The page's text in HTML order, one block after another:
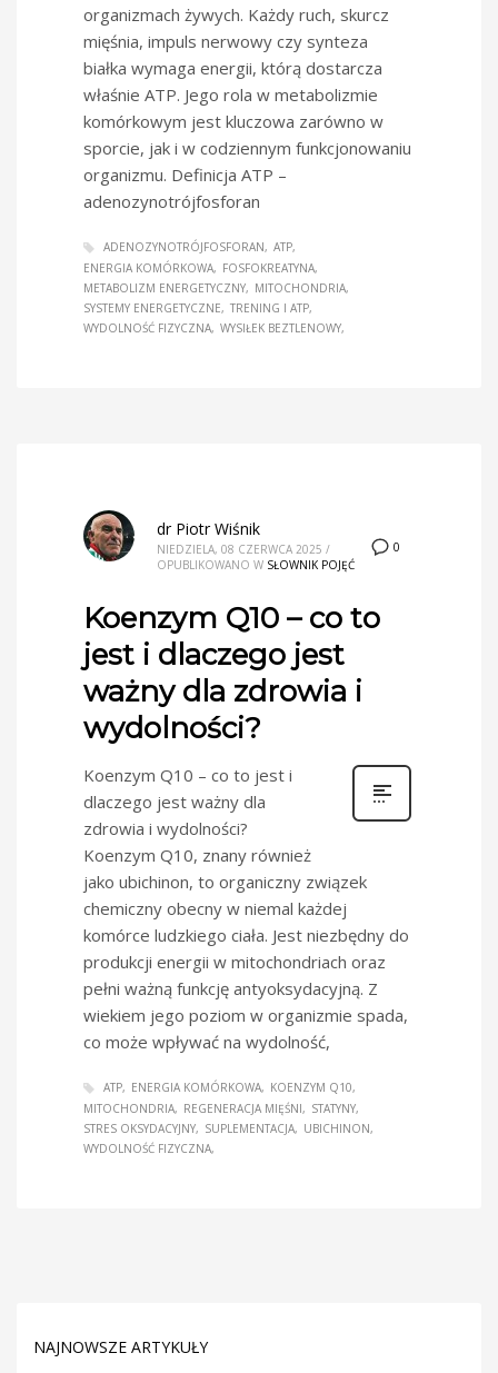
organizmach żywych. Każdy ruch, skurcz
mięśnia, impuls nerwowy czy synteza
białka wymaga energii, którą dostarcza
właśnie ATP. Jego rola w metabolizmie
komórkowym jest kluczowa zarówno w
sporcie, jak i w codziennym funkcjonowaniu
organizmu. Definicja ATP –
adenozynotrójfosforan
ADENOZYNOTRÓJFOSFORAN
ATP
ENERGIA KOMÓRKOWA
FOSFOKREATYNA
METABOLIZM ENERGETYCZNY
MITOCHONDRIA
SYSTEMY ENERGETYCZNE
TRENING I ATP
WYDOLNOŚĆ FIZYCZNA WYSIŁEK BEZTLENOWY
0
dr Piotr Wiśnik
NIEDZIELA, 08 CZERWCA 2025 /
OPUBLIKOWANO W SŁOWNIK POJĘĆ
Koenzym Q10 – co to
jest i dlaczego jest
ważny dla zdrowia i
wydolności?
Koenzym Q10 – co to jest i
dlaczego jest ważny dla
zdrowia i wydolności?
Koenzym Q10, znany również
jako ubichinon, to organiczny związek
chemiczny obecny w niemal każdej
komórce ludzkiego ciała. Jest niezbędny do
produkcji energii w mitochondriach oraz
pełni ważną funkcję antyoksydacyjną. Z
wiekiem jego poziom w organizmie spada,
co może wpływać na wydolność,
ATP ENERGIA KOMÓRKOWA
KOENZYM Q10
MITOCHONDRIA
REGENERACJA MIĘŚNI
STATYNY
STRES OKSYDACYJNY
SUPLEMENTACJA
UBICHINON
WYDOLNOŚĆ FIZYCZNA
NAJNOWSZE ARTYKUŁY